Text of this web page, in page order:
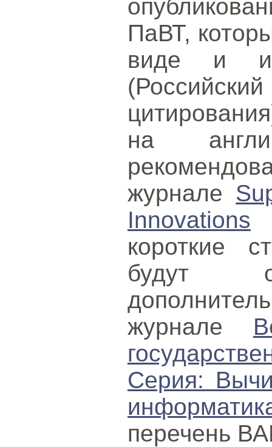
ПаВТ,
виде и
на
журнале
Innovations
короткие
будут
журнале
Серия:
перечень